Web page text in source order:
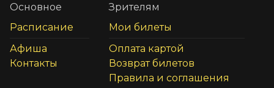
Основное
Расписание
Афиша
Контакты
Зрителям
Мои билеты
Оплата картой
Возврат билетов
Правила и соглашения